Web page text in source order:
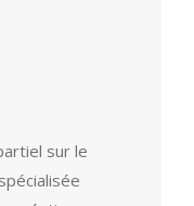
sur le